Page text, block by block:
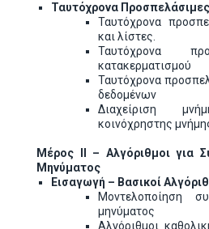
Ταυτόχρονα
Ταυτόχρονα
και λίστες.
Ταυτόχρονα
κατακερματισμού
Ταυτόχρονα
δεδομένων
Διαχείριση
κοινόχρηστης
Μέρος II – Αλγόριθμοι για
Μηνύματος
Εισαγωγή – Βασικοί
Μοντελοποίηση
μηνύματος
Αλγόριθμοι